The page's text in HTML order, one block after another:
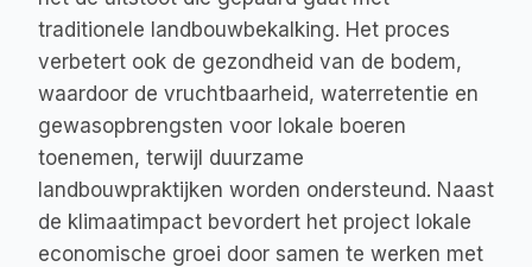
traditionele landbouwbekalking. Het proces
verbetert ook de gezondheid van de bodem,
waardoor de vruchtbaarheid, waterretentie en
gewasopbrengsten voor lokale boeren
toenemen, terwijl duurzame
landbouwpraktijken worden ondersteund. Naast
de klimaatimpact bevordert het project lokale
economische groei door samen te werken met